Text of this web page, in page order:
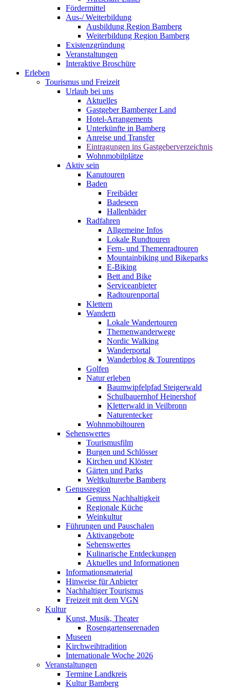
Fördermittel
Aus-/ Weiterbildung
Ausbildung Region Bamberg
Weiterbildung Region Bamberg
Existenzgründung
Veranstaltungen
Interaktive Broschüre
Erleben
Tourismus und Freizeit
Urlaub bei uns
Aktuelles
Gastgeber Bamberger Land
Hotel-Arrangements
Unterkünfte in Bamberg
Anreise und Transfer
Eintragungen ins Gastgeberverzeichnis
Wohnmobilplätze
Aktiv sein
Kanutouren
Baden
Freibäder
Badeseen
Hallenbäder
Radfahren
Allgemeine Infos
Lokale Rundtouren
Fern- und Themenradtouren
Mountainbiking und Bikeparks
E-Biking
Bett and Bike
Serviceanbieter
Radtourenportal
Klettern
Wandern
Lokale Wandertouren
Themenwanderwege
Nordic Walking
Wanderportal
Wanderblog & Tourentipps
Golfen
Natur erleben
Baumwipfelpfad Steigerwald
Schulbauernhof Heinershof
Kletterwald in Veilbronn
Naturentecker
Wohnmobiltouren
Sehenswertes
Tourismusfilm
Burgen und Schlösser
Kirchen und Klöster
Gärten und Parks
Weltkulturerbe Bamberg
Genussregion
Genuss Nachhaltigkeit
Regionale Küche
Weinkultur
Führungen und Pauschalen
Aktivangebote
Sehenswertes
Kulinarische Entdeckungen
Aktuelles und Informationen
Informationsmaterial
Hinweise für Anbieter
Nachhaltiger Tourismus
Freizeit mit dem VGN
Kultur
Kunst, Musik, Theater
Rosengartenserenaden
Museen
Kirchweihtradition
Internationale Woche 2026
Veranstaltungen
Termine Landkreis
Kultur Bamberg